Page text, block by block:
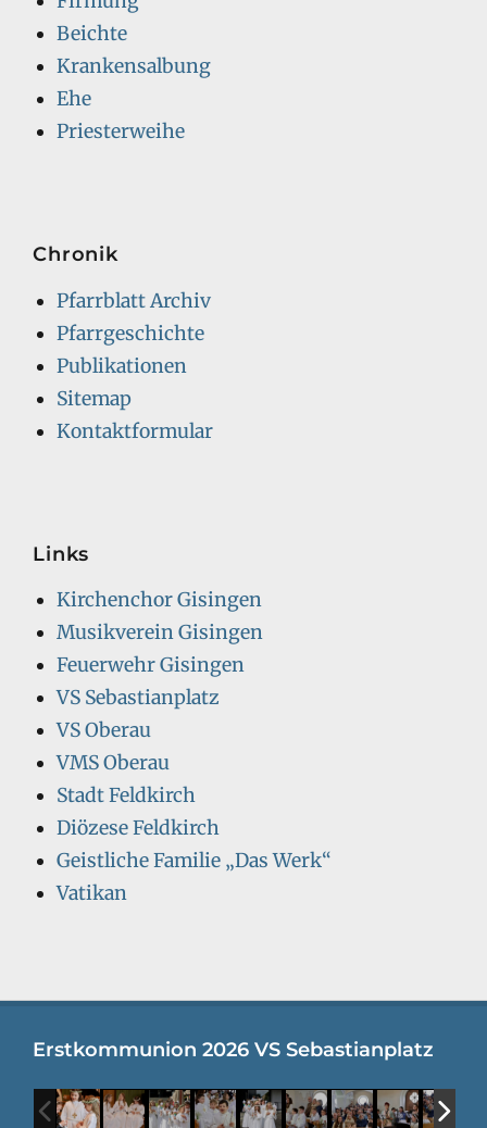
Beichte
Krankensalbung
Ehe
Priesterweihe
Chronik
Pfarrblatt Archiv
Pfarrgeschichte
Publikationen
Sitemap
Kontaktformular
Links
Kirchenchor Gisingen
Musikverein Gisingen
Feuerwehr Gisingen
VS Sebastianplatz
VS Oberau
VMS Oberau
Stadt Feldkirch
Diözese Feldkirch
Geistliche Familie „Das Werk“
Vatikan
Erstkommunion 2026 VS Sebastianplatz